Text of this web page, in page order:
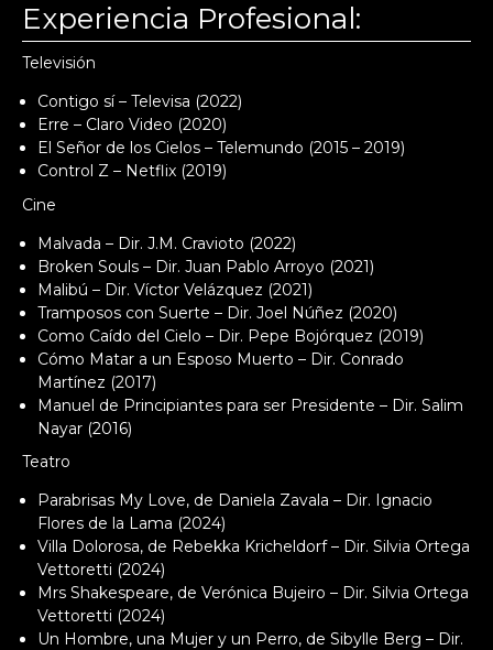
Experiencia Profesional:
Televisión
Contigo sí – Televisa (2022)
Erre – Claro Video (2020)
El Señor de los Cielos – Telemundo (2015 – 2019)
Control Z – Netflix (2019)
Cine
Malvada – Dir. J.M. Cravioto (2022)
Broken Souls – Dir. Juan Pablo Arroyo (2021)
Malibú – Dir. Víctor Velázquez (2021)
Tramposos con Suerte – Dir. Joel Núñez (2020)
Como Caído del Cielo – Dir. Pepe Bojórquez (2019)
Cómo Matar a un Esposo Muerto – Dir. Conrado
Martínez (2017)
Manuel de Principiantes para ser Presidente – Dir. Salim
Nayar (2016)
Teatro
Parabrisas My Love, de Daniela Zavala – Dir. Ignacio
Flores de la Lama (2024)
Villa Dolorosa, de Rebekka Kricheldorf – Dir. Silvia Ortega
Vettoretti (2024)
Mrs Shakespeare, de Verónica Bujeiro – Dir. Silvia Ortega
Vettoretti (2024)
Un Hombre, una Mujer y un Perro, de Sibylle Berg – Dir.